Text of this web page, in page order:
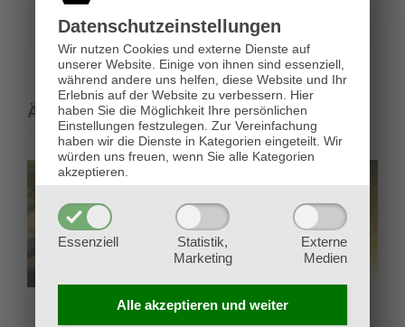
Datenschutz­einstellungen
Wir nutzen Cookies und externe Dienste auf
unserer Website. Einige von ihnen sind essenziell,
während andere uns helfen, diese Website und Ihr
Erlebnis auf der Website zu verbessern. Hier
haben Sie die Möglichkeit Ihre persönlichen
Einstellungen festzulegen. Zur Vereinfachung
haben wir die Dienste in Kategorien eingeteilt. Wir
würden uns freuen, wenn Sie alle Kategorien
akzeptieren.
Essenziell
Statistik,
Marketing
Externe
Medien
Alle akzeptieren und weiter
Ähnliche Beiträge
Trading Card Games –